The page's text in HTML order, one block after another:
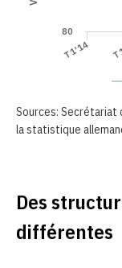
T1'14
80
Sources: Secrétariat
la statistique
Des
différentes